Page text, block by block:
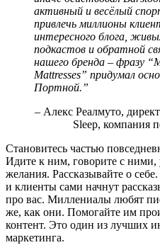
активный и весёлый
привлечь миллионы
интересного блога,
подкастов и обратной
нашего бренда – фразу
Mattresses” придумал
Портной.”
– Алекс Реалмуто,
Sleep, компания
Становитесь частью
Идите к ним, говорите с ними,
желания. Рассказывайте о
и клиенты сами начнут
про вас. Миллениалы любят
же, как они. Помогайте им
контент. Это один из лучших
маркетинга.